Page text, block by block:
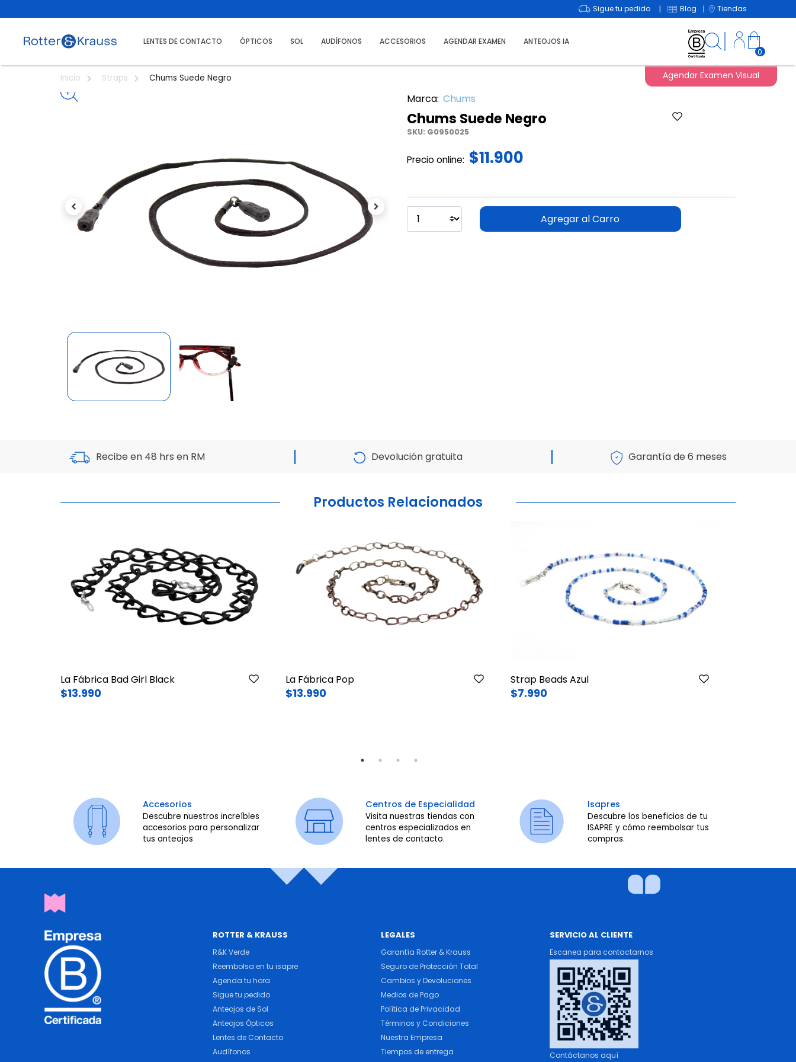
Sigue tu pedido | Blog | Tiendas
LENTES DE CONTACTO ÓPTICOS SOL AUDÍFONOS ACCESORIOS AGENDAR EXAMEN ANTEOJOS IA
0
Agendar Examen Visual
Inicio Straps Chums Suede Negro
Previous Next
Marca: Chums
Chums Suede Negro
SKU: G0950025
Precio online: $11.900
Agregar al Carro
Recibe en 48 hrs en RM Devolución gratuita Garantía de 6 meses
Productos Relacionados
La Fábrica Bad Girl Black
$13.990
La Fábrica Pop
$13.990
Strap Beads Azul
$7.990
Accesorios
Descubre nuestros increíbles
accesorios para personalizar
tus anteojos
Centros de Especialidad
Visita nuestras tiendas con
centros especializados en
lentes de contacto.
Isapres
Descubre los beneficios de tu
ISAPRE y cómo reembolsar tus
compras.
ROTTER & KRAUSS
R&K Verde
Reembolsa en tu isapre
Agenda tu hora
Sigue tu pedido
Anteojos de Sol
Anteojos Ópticos
Lentes de Contacto
Audífonos
LEGALES
Garantía Rotter & Krauss
Seguro de Protección Total
Cambios y Devoluciones
Medios de Pago
Política de Privacidad
Términos y Condiciones
Nuestra Empresa
Tiempos de entrega
SERVICIO AL CLIENTE
Escanea para contactarnos
Contáctanos aquí